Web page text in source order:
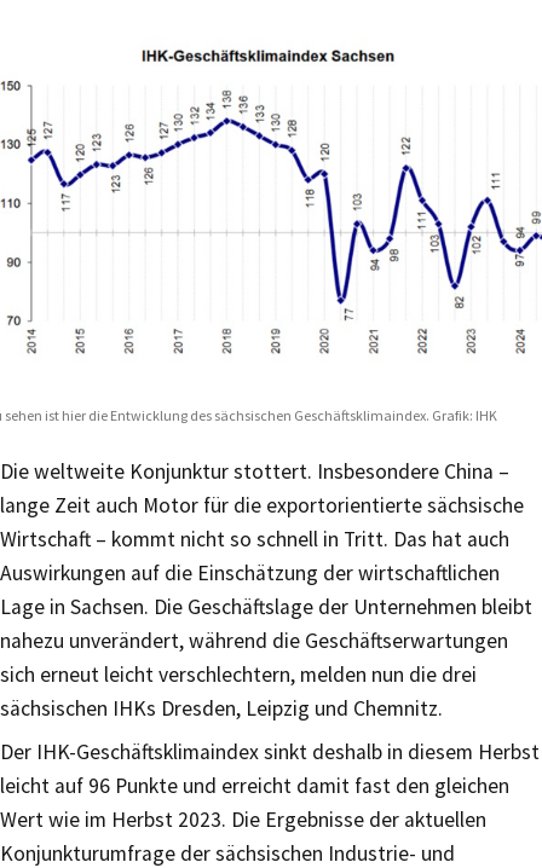
sehen ist hier die Entwicklung des sächsischen Geschäftsklimaindex. Grafik: IHK
Die weltweite Konjunktur stottert. Insbesondere China –
lange Zeit auch Motor für die exportorientierte sächsische
Wirtschaft – kommt nicht so schnell in Tritt. Das hat auch
Auswirkungen auf die Einschätzung der wirtschaftlichen
Lage in Sachsen. Die Geschäftslage der Unternehmen bleibt
nahezu unverändert, während die Geschäftserwartungen
sich erneut leicht verschlechtern, melden nun die drei
sächsischen IHKs Dresden, Leipzig und Chemnitz.
Der IHK-Geschäftsklimaindex sinkt deshalb in diesem Herbst
leicht auf 96 Punkte und erreicht damit fast den gleichen
Wert wie im Herbst 2023. Die Ergebnisse der aktuellen
Konjunkturumfrage der sächsischen Industrie- und